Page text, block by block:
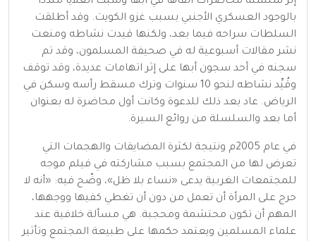
بالوجود العسكري الأجنبي بسبب غزو الكويت. وقد أطلقت
السلطات سراحه فيما بعد، ولكنها قيدت نشاطه ومنعت
نشر مقالات أسبوعية له في صحيفة المسلمون، وقد تم
سجنه في أحد سجون أبها على إثر اتهامات عديدة، وقد توقف
وقُيِّد نشاطه لنحو 10 سنوات وترك مسقط رأسه وسكن في
الرياض. عاد بعد ذلك للدعوة وكانت أول محاضرة له بعنوان
أما بعد والسلسلة من روائع السيرة.
في عام 2005م ونتيجة لكثرة المضايقات والهجمات التي
تعرض لها من المجتمع بسبب مشاركته في فيلم موجه
للمجتمعات الغربية يدعى «نساء بلا ظل»، وضّح فيه: «أنه لا
حرج على المرأة أن تعمل من دون أن تغطي كفيها ووجهها،
المهم أن تكون محتشمة ومحجبة. هي مسألة خلافية عند
علماء المسلمين ويعتمد حكمها على طبيعة المجتمع وتأثير